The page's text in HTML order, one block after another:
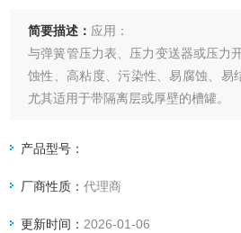
简要描述： 应用：
与弹簧管压力表、压力变送器或压力
蚀性、高粘度、污染性、易腐蚀、易
尤其适用于带隔离层或厚壁的槽罐。
产品型号：
厂商性质：代理商
更新时间： 2026-01-06